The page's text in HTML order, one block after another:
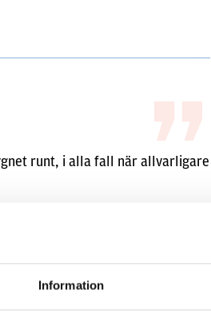
Information
runt, i alla fall när allvarligare